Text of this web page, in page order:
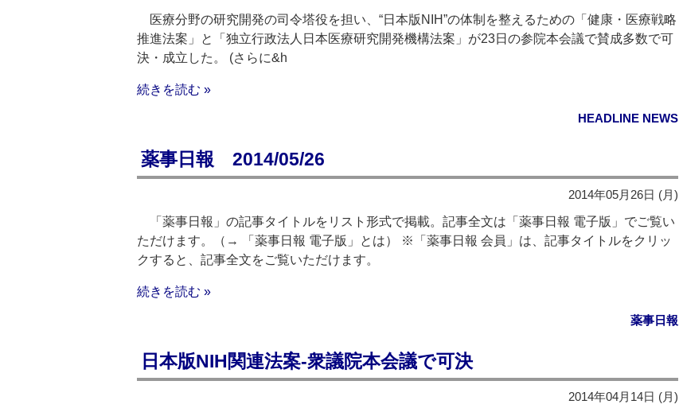
医療分野の研究開発の司令塔役を担い、“日本版NIH”の体制を整えるための「健康・医療戦略
推進法案」と「独立行政法人日本医療研究開発機構法案」が23日の参院本会議で賛成多数で可
決・成立した。 (さらに&h
続きを読む »
HEADLINE NEWS
薬事日報 2014/05/26
2014年05月26日 (月)
「薬事日報」の記事タイトルをリスト形式で掲載。記事全文は「薬事日報 電子版」でご覧い
ただけます。（→ 「薬事日報 電子版」とは） ※「薬事日報 会員」は、記事タイトルをクリッ
クすると、記事全文をご覧いただけます。
続きを読む »
薬事日報
日本版NIH関連法案‐衆議院本会議で可決
2014年04月14日 (月)